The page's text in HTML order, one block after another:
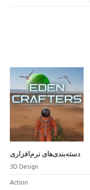
دسته‌بندی‌های نرم‌افزاری
3D Design
Action